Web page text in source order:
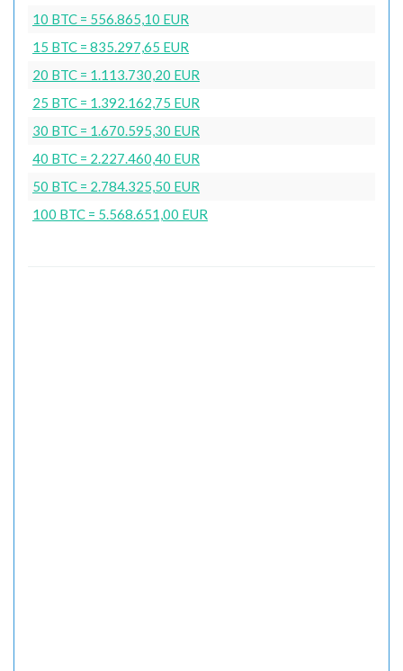
10 BTC = 556.865,10 EUR
15 BTC = 835.297,65 EUR
20 BTC = 1.113.730,20 EUR
25 BTC = 1.392.162,75 EUR
30 BTC = 1.670.595,30 EUR
40 BTC = 2.227.460,40 EUR
50 BTC = 2.784.325,50 EUR
100 BTC = 5.568.651,00 EUR